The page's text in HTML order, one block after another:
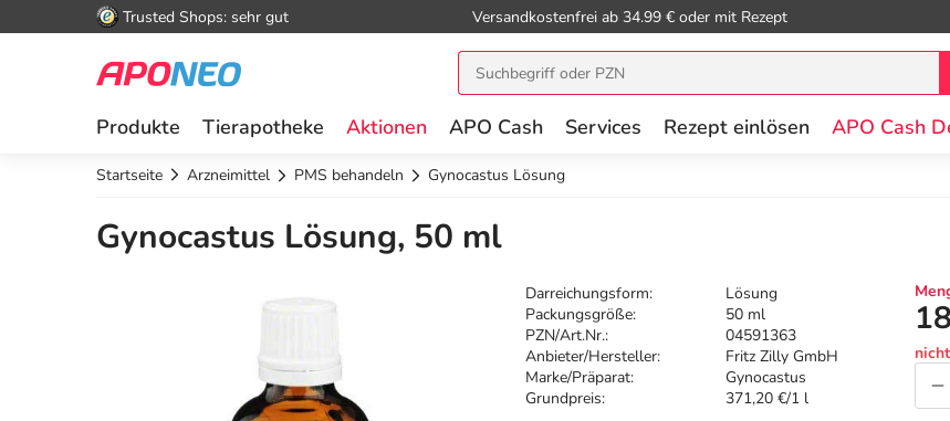
Trusted Shops: sehr gut Versandkostenfrei ab 34.99 € oder mit Rezept
Produkte Tierapotheke Aktionen APO Cash Services Rezept einlösen APO Cash
Startseite Arzneimittel PMS behandeln Gynocastus Lösung
Gynocastus Lösung, 50 ml
Darreichungsform:
Lösung
Packungsgröße:
50 ml
PZN/Art.Nr.:
04591363
Anbieter/Hersteller:
Fritz Zilly GmbH
Marke/Präparat:
Gynocastus
Grundpreis:
371,20 €/1 l